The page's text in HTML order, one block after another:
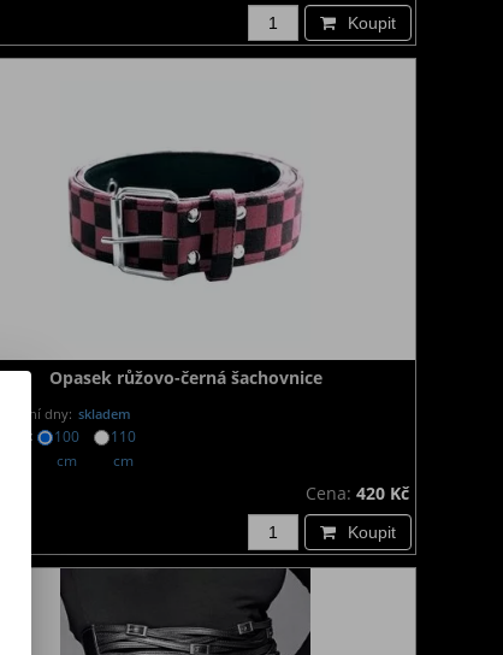
Koupit
Opasek růžovo-černá šachovnice
Dodání dny: skladem
Délka:
100
cm
110
cm
Cena: 420 Kč
Koupit